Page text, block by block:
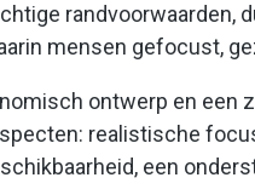
randvoorwaarden,
mensen gefocust,
ontwerp en een
realistische
een